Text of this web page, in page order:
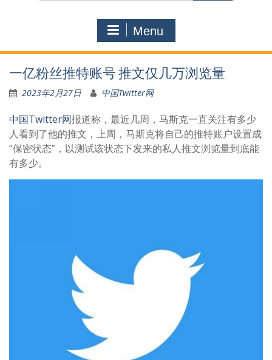
Menu
一亿粉丝推特账号 推文仅几万浏览量
2023年2月27日 中国Twitter网
中国Twitter网报道称，最近几周，马斯克一直关注有多少
人看到了他的推文，上周，马斯克将自己的推特账户设置成
“保密状态”，以测试该状态下发来的私人推文浏览量到底能
有多少。